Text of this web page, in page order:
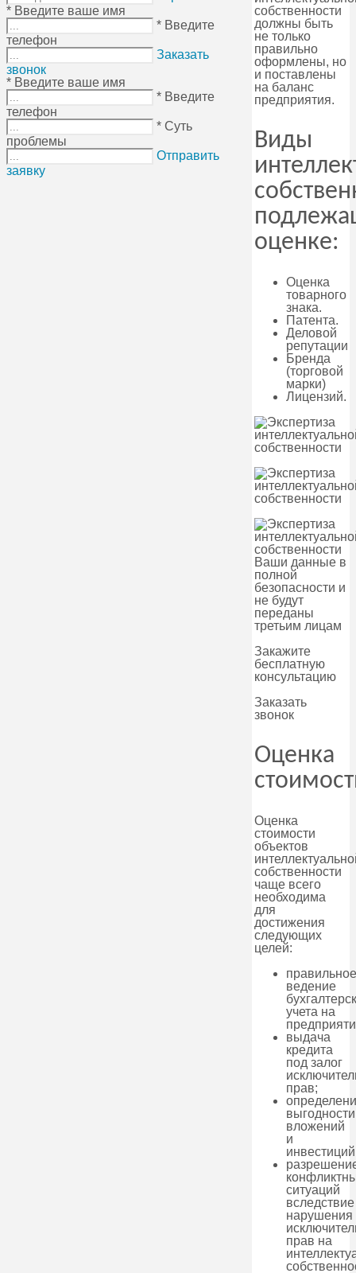
собственности
должны быть
не только
правильно
оформлены, но
и поставлены
на баланс
предприятия.
Виды
оценке:
Оценка
товарного
знака.
Патента.
Деловой
репутации
Бренда
(торговой
марки)
Лицензий.
Ваши данные в
полной
безопасности и
не будут
переданы
третьим лицам
Закажите
бесплатную
консультацию
Заказать
звонок
Оценка
Оценка
стоимости
объектов
собственности
чаще всего
необходима
для
достижения
следующих
целей:
ведение
учета на
выдача
кредита
под залог
прав;
выгодности
вложений
и
ситуаций
вследствие
нарушения
прав на
* Введите ваше имя
* Введите
телефон
Заказать
звонок
* Введите ваше имя
* Введите
телефон
* Суть
проблемы
Отправить
заявку